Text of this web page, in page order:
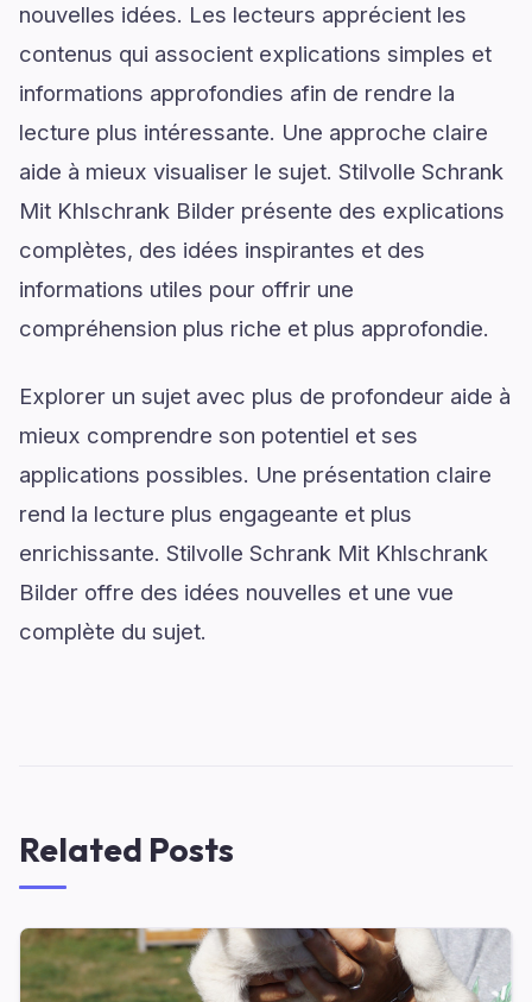
nouvelles idées. Les lecteurs apprécient les
contenus qui associent explications simples et
informations approfondies afin de rendre la
lecture plus intéressante. Une approche claire
aide à mieux visualiser le sujet. Stilvolle Schrank
Mit Khlschrank Bilder présente des explications
complètes, des idées inspirantes et des
informations utiles pour offrir une
compréhension plus riche et plus approfondie.
Explorer un sujet avec plus de profondeur aide à
mieux comprendre son potentiel et ses
applications possibles. Une présentation claire
rend la lecture plus engageante et plus
enrichissante. Stilvolle Schrank Mit Khlschrank
Bilder offre des idées nouvelles et une vue
complète du sujet.
Related Posts